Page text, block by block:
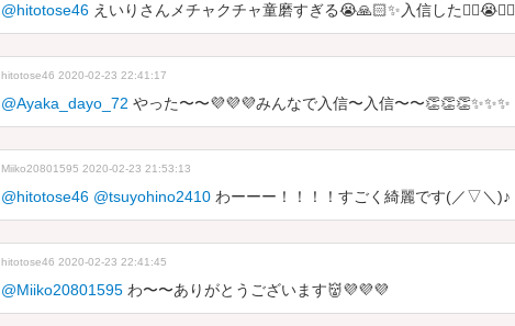
@hitotose46 えいりさんメチャクチャ童磨すぎる😭🙏🏻✨入信した✌🏻😭👌🏻
hitotose46 2020-02-23 22:41:17
@Ayaka_dayo_72 やった〜〜💜💜💜みんなで入信〜入信〜〜👏👏👏✨✨✨
Miiko20801595 2020-02-23 21:53:13
@hitotose46 @tsuyohino2410 わーーー！！！！すごく綺麗です(／▽＼)♪
hitotose46 2020-02-23 22:41:45
@Miiko20801595 わ〜〜ありがとうございます👹💜💜💜